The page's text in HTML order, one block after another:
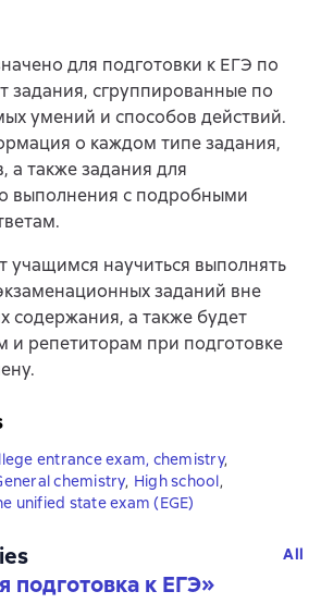
для подготовки к ЕГЭ по
задания, сгруппированные по
умений и способов действий.
о каждом типе задания,
а также задания для
выполнения с подробными
научиться выполнять
заданий вне
содержания, а также будет
и репетиторам при подготовке
entrance exam, chemistry,
chemistry, High school,
unified state exam (EGE)
подготовка к ЕГЭ»
All